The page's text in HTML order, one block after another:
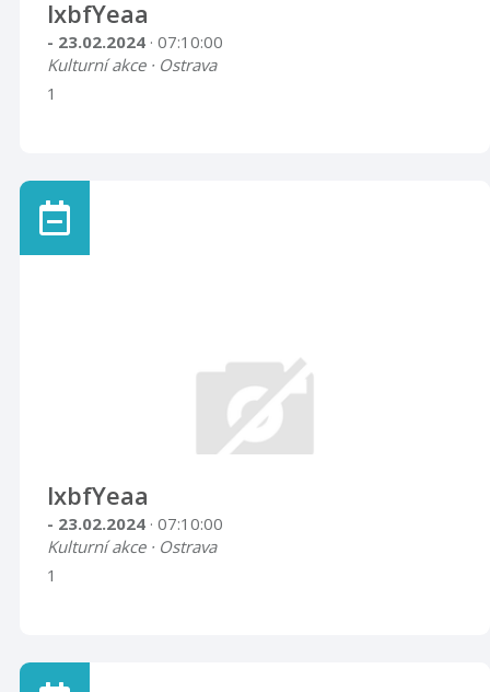
lxbfYeaa
- 23.02.2024 · 07:10:00
Kulturní akce · Ostrava
1
lxbfYeaa
- 23.02.2024 · 07:10:00
Kulturní akce · Ostrava
1